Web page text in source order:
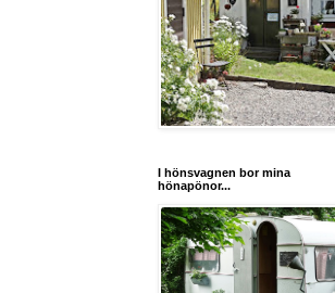
I hönsvagnen bor mina
hönapönor...